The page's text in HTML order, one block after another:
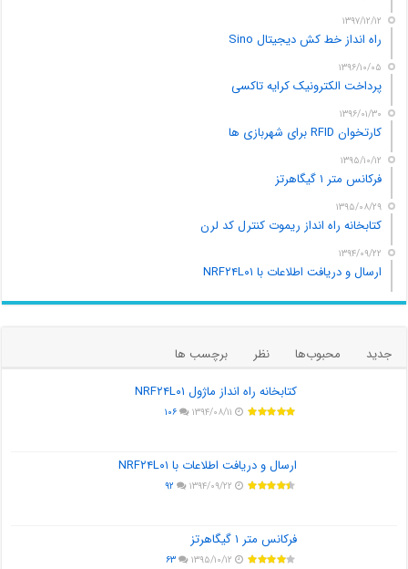
۱۳۹۷/۱۲/۱۲
راه انداز خط کش دیجیتال Sino
۱۳۹۶/۱۰/۰۵
پرداخت الکترونیک کرایه تاکسی
۱۳۹۶/۰۱/۳۰
کارتخوان RFID برای شهربازی ها
۱۳۹۵/۱۰/۱۲
فرکانس متر ۱ گیگاهرتز
۱۳۹۵/۰۸/۲۹
کتابخانه راه انداز ریموت کنترل کد لرن
۱۳۹۴/۰۹/۲۲
ارسال و دریافت اطلاعات با NRF۲۴L۰۱
جدید محبوب‌ها نظر
برچسب ها
کتابخانه راه انداز ماژول NRF۲۴L۰۱
۱۳۹۴/۰۸/۱۱ ۱۰۶
ارسال و دریافت اطلاعات با NRF۲۴L۰۱
۱۳۹۴/۰۹/۲۲ ۹۲
فرکانس متر ۱ گیگاهرتز
۱۳۹۵/۱۰/۱۲ ۶۳